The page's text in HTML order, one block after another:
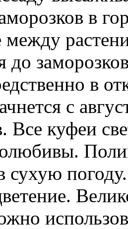
в
между
до
в
с
Все куфеи
сухую